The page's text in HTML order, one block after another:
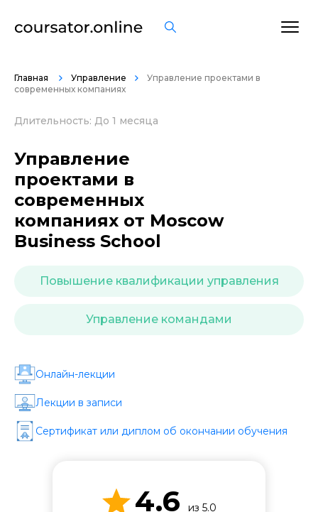
Главная Управление
Управление проектами в
современных компаниях
Длительность: До 1 месяца
Управление
проектами в
современных
компаниях от Moscow
Business School
Повышение квалификации управления
Управление командами
Онлайн-лекции
Лекции в записи
Сертификат или диплом об окончании обучения
4.6
из 5.0
Стоимость *
Подача материала *
Программа обучения *